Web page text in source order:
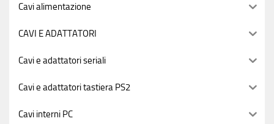
Cavi alimentazione
CAVI E ADATTATORI
Cavi e adattatori seriali
Cavi e adattatori tastiera PS2
Cavi interni PC